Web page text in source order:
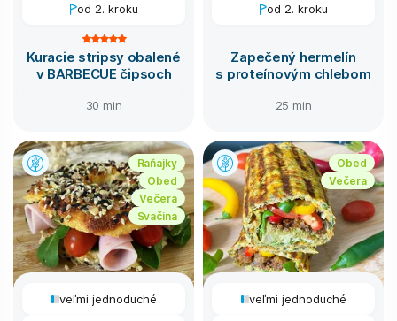
od 2. kroku
Kuracie stripsy obalené
v BARBECUE čipsoch
30 min
od 2. kroku
Zapečený hermelín
s proteínovým chlebom
25 min
Raňajky
Obed
Večera
Svačina
veľmi jednoduché
Obed
Večera
veľmi jednoduché